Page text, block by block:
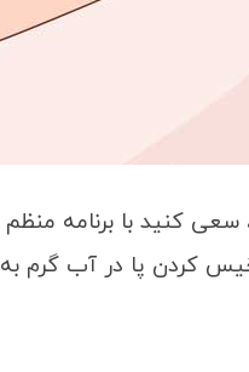
سعی کنید با برنامه منظم
کردن پا در آب گرم به